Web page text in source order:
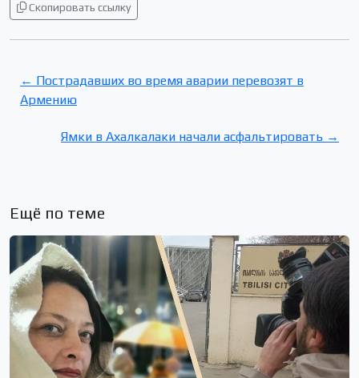
Скопировать ссылку
← Пострадавших во время аварии перевозят в
Армению
Ямки в Ахалкалаки начали асфальтировать →
Ещё по теме